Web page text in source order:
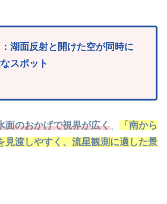
湖面反射と開けた空が同時に
スポット
面のおかげで視界が広く
「南から
見渡しやすく、流星観測に適した景